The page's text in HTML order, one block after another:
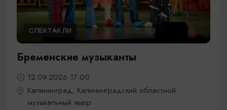
СПЕКТАКЛИ
Бременские музыканты
12.09.2026 17:00
Калининград, Калининградский областной
музыкальный театр